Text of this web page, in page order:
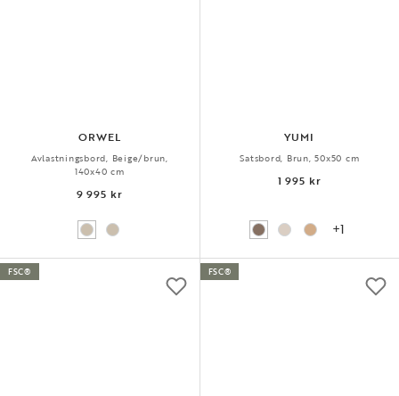
ORWEL
Avlastningsbord, Beige/brun,
140x40 cm
9 995 kr
YUMI
Satsbord, Brun, 50x50 cm
1 995 kr
+1
FSC® FSC®